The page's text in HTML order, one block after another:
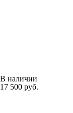
В наличии
17 500 руб.